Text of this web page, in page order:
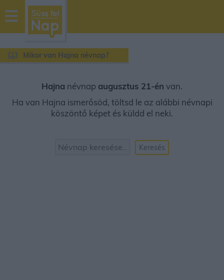
sussfelnap.hu
időjárás
Mikor van Hajna névnap?
Hajna névnap augusztus 21-én van.
Ha van Hajna ismerősöd, töltsd le az alábbi névnapi
köszöntő képet és küldd el neki.
Keresés